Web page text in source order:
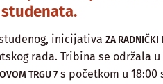
inicijativa ZA RADNIČKI
rada. Tribina se održala u
TRGU 7s početkom u 18:00